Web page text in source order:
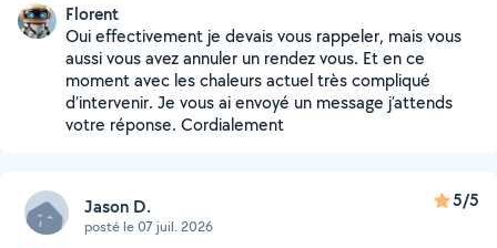
Florent
Oui effectivement je devais vous rappeler, mais vous
aussi vous avez annuler un rendez vous. Et en ce
moment avec les chaleurs actuel très compliqué
d’intervenir. Je vous ai envoyé un message j’attends
votre réponse. Cordialement
Jason D.
posté le 07 juil. 2026
5/5